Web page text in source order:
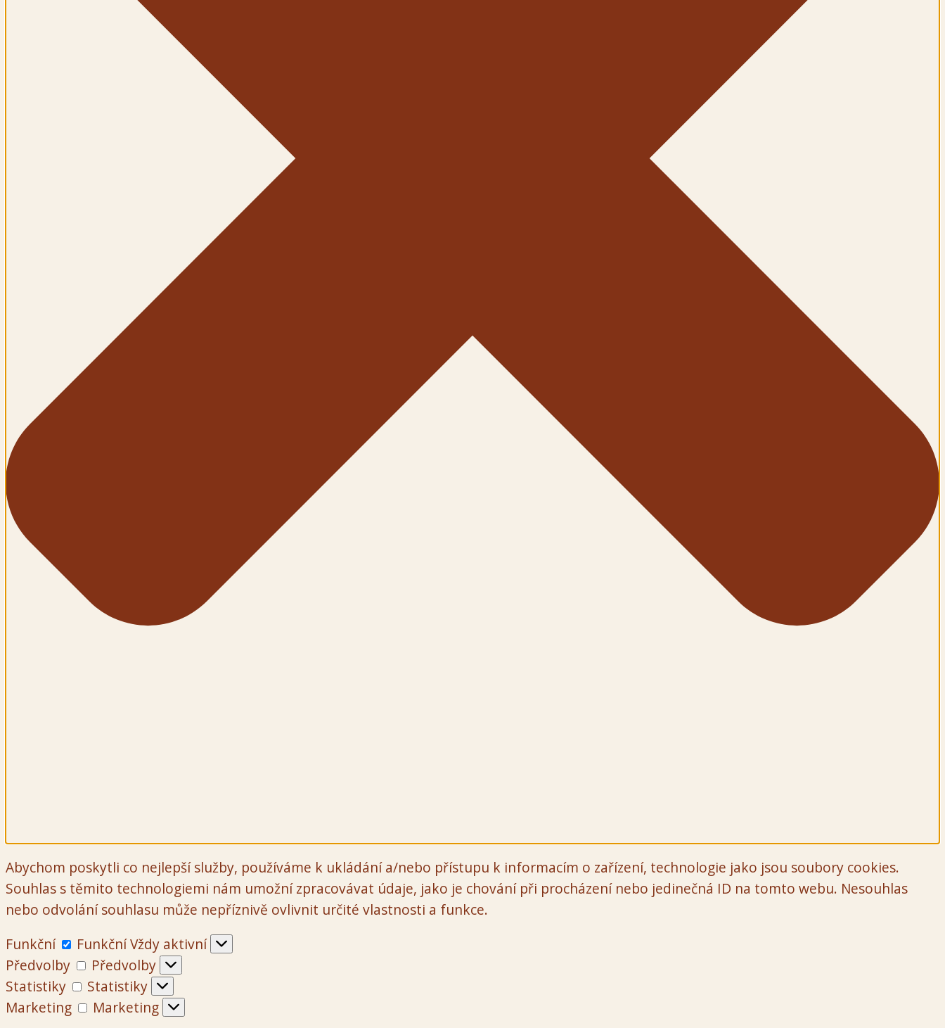
Abychom poskytli co nejlepší služby, používáme k ukládání a/nebo přístupu k informacím o zařízení, technologie jako jsou soubory cookies.
Souhlas s těmito technologiemi nám umožní zpracovávat údaje, jako je chování při procházení nebo jedinečná ID na tomto webu. Nesouhlas
nebo odvolání souhlasu může nepříznivě ovlivnit určité vlastnosti a funkce.
Funkční
FunkčníVždy aktivní
Předvolby
Předvolby
Statistiky
Statistiky
Marketing
Marketing